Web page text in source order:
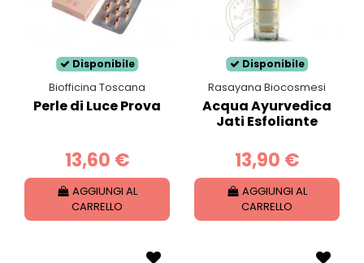
Disponibile
Biofficina Toscana
Perle di Luce Prova
13,60 €
AGGIUNGI AL
CARRELLO
Disponibile
Rasayana Biocosmesi
Acqua Ayurvedica
Jati Esfoliante
13,90 €
AGGIUNGI AL
CARRELLO